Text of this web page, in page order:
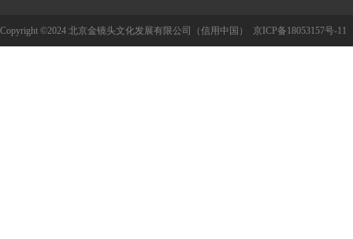
Copyright ©2024 北京金镜头文化发展有限公司（信用中国） 京ICP备18053157号-11